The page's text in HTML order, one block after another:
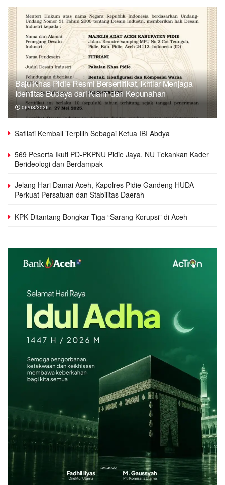
Baju Khas Pidie Resmi Bersertifikat, Ikhtiar Menjaga
Identitas Budaya dari Klaim dan Kepunahan
06/08/2026
Safliati Kembali Terpilih Sebagai Ketua IBI Abdya
569 Peserta Ikuti PD-PKPNU Pidie Jaya, NU Tekankan Kader
Berideologi dan Berdampak
Jelang Hari Damai Aceh, Kapolres Pidie Gandeng HUDA
Perkuat Persatuan dan Stabilitas Daerah
KPK Ditantang Bongkar Tiga “Sarang Korupsi” di Aceh